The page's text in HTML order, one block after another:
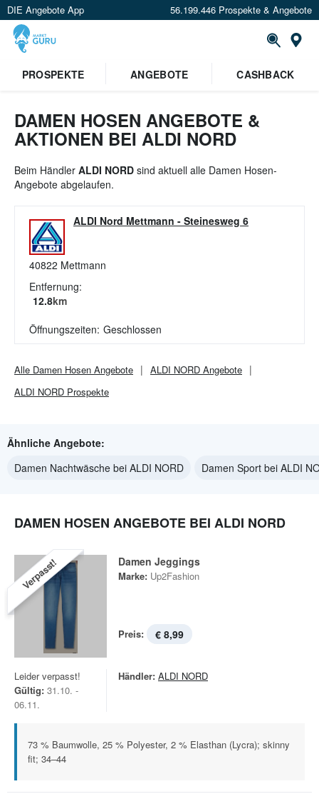
DIE Angebote App 56.199.446 Prospekte & Angebote
Standort festlegen
PROSPEKTE ANGEBOTE CASHBACK
DAMEN HOSEN ANGEBOTE &
AKTIONEN BEI ALDI NORD
Beim Händler ALDI NORD sind aktuell alle Damen Hosen-
Angebote abgelaufen.
ALDI Nord Mettmann - Steinesweg 6
40822 Mettmann
Entfernung:
12.8km
Öffnungszeiten: Geschlossen
Alle Damen Hosen Angebote ALDI NORD Angebote
ALDI NORD Prospekte
Ähnliche Angebote:
Damen Nachtwäsche bei ALDI NORD
Damen Sport bei ALDI
DAMEN HOSEN ANGEBOTE BEI ALDI NORD
Verpasst! Damen Jeggings
Marke: Up2Fashion
Preis: € 8,99
Leider verpasst!
Gültig: 31.10. -
06.11.
Händler: ALDI NORD
73 % Baumwolle, 25 % Polyester, 2 % Elasthan (Lycra); skinny
fit; 34–44